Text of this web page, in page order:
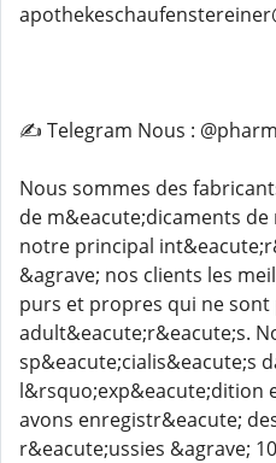
✍️ Telegram Nous :
Nous sommes des
de m&eacute;dicaments
notre principal
&agrave; nos clients les
purs et propres qui ne sont
adult&eacute;r&eacute;s.
sp&eacute;cialis&eacute;s
l&rsquo;exp&eacute;dition
avons enregistr&eacute;
r&eacute;ussies &agrave;